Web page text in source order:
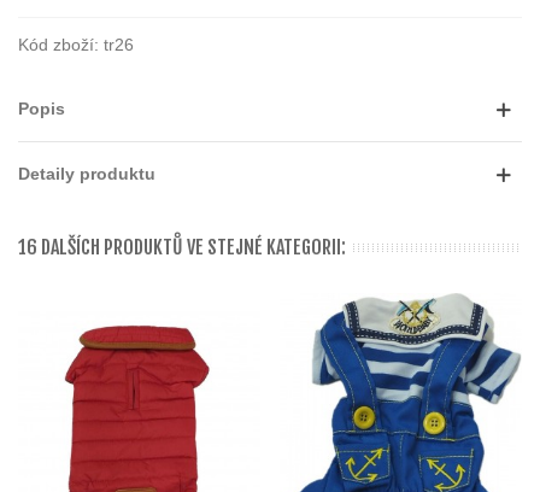
Kód zboží: tr26
Popis
Detaily produktu
16 DALŠÍCH PRODUKTŮ VE STEJNÉ KATEGORII: